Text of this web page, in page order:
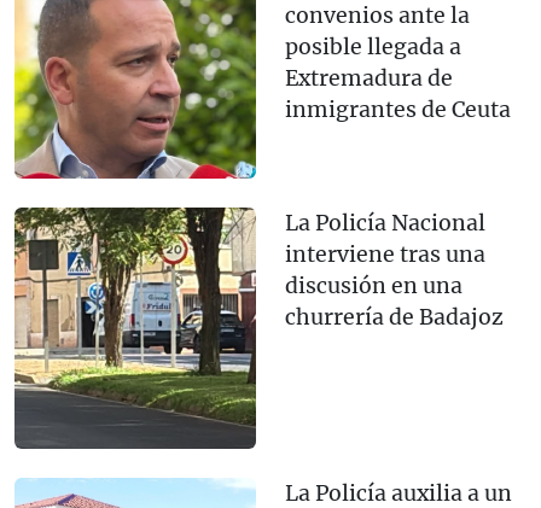
convenios ante la
posible llegada a
Extremadura de
inmigrantes de Ceuta
La Policía Nacional
interviene tras una
discusión en una
churrería de Badajoz
La Policía auxilia a un